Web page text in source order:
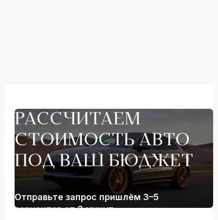
РАССЧИТАЕМ
СТОИМОСТЬ АВТО
ПОД ВАШ БЮДЖЕТ
Отправьте запрос пришлём 3–5
вариантов от 3 минут